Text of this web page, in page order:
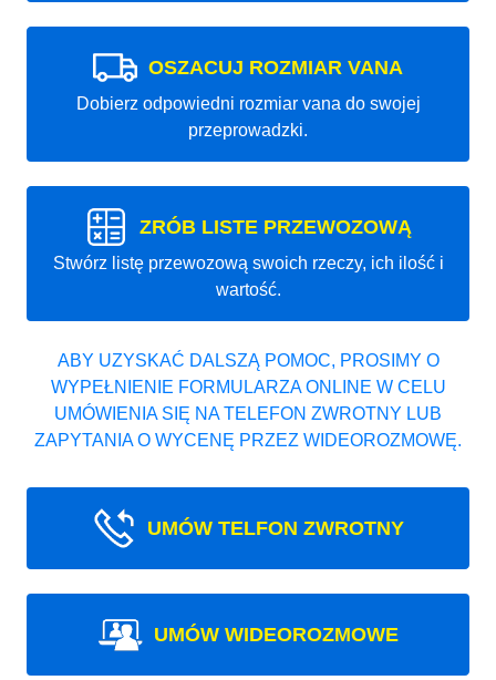
OSZACUJ ROZMIAR VANA
Dobierz odpowiedni rozmiar vana do swojej
przeprowadzki.
ZRÓB LISTE PRZEWOZOWĄ
Stwórz listę przewozową swoich rzeczy, ich ilość i
wartość.
ABY UZYSKAĆ DALSZĄ POMOC, PROSIMY O
WYPEŁNIENIE FORMULARZA ONLINE W CELU
UMÓWIENIA SIĘ NA TELEFON ZWROTNY LUB
ZAPYTANIA O WYCENĘ PRZEZ WIDEOROZMOWĘ.
UMÓW TELFON ZWROTNY
UMÓW WIDEOROZMOWE